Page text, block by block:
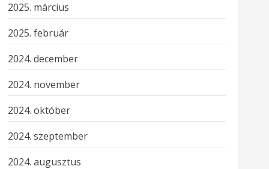
2025. március
2025. február
2024. december
2024. november
2024. október
2024. szeptember
2024. augusztus